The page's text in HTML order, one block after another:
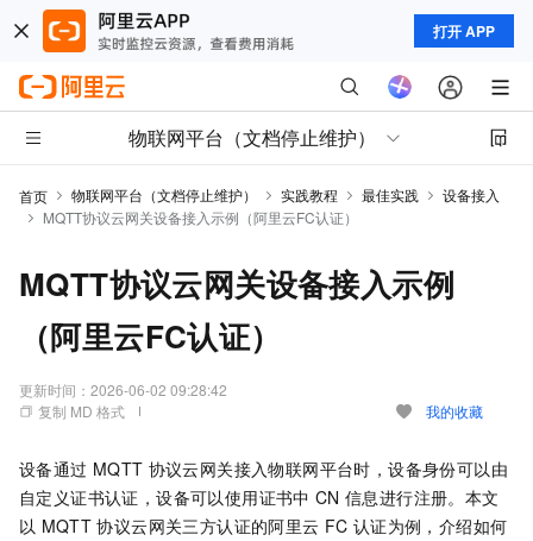
打开 APP
物联网平台（文档停止维护）
首页 物联网平台（文档停止维护） 实践教程 最佳实践
设备接入
MQTT协议云网关设备接入示例（阿里云FC认证）
MQTT协议云网关设备接入示例
（阿里云FC认证）
更新时间： 2026-06-02 09:28:42
复制 MD 格式
我的收藏
设备通过 MQTT 协议云网关接入物联网平台时，设备身份可以由
自定义证书认证，设备可以使用证书中 CN 信息进行注册。本文
以 MQTT 协议云网关三方认证的阿里云 FC 认证为例，介绍如何